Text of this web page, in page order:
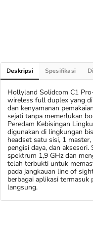
Deskripsi Spesifikasi
Hollyland Solidcom C1
wireless full duplex yang
dan kenyamanan
sejati tanpa memerlukan
Peredam Kebisingan
digunakan di lingkungan
headset satu sisi, 1
pengisi daya, dan
spektrum 1,9 GHz dan
telah terbukti untuk
pada jangkauan line of
berbagai aplikasi
langsung.